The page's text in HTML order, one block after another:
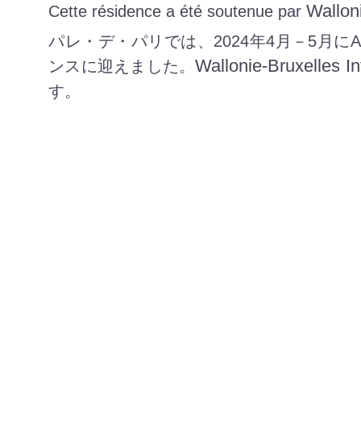
Cette résidence a été soutenue par
パレ・デ・パリでは、 2024年4 月－ 5 月に
ンスに迎えました。Wallonie-Bruxelles
す。